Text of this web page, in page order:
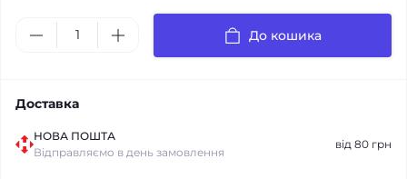
До кошика
Доставка
НОВА ПОШТА
Відправляємо в день замовлення
від 80 грн